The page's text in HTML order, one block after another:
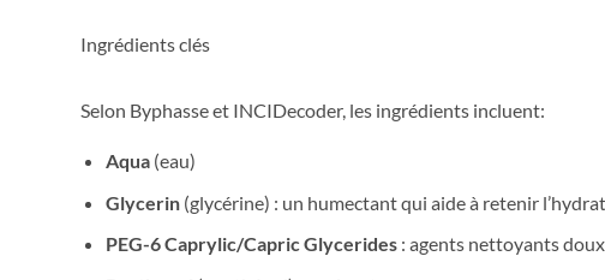
Ingrédients clés
Selon Byphasse et INCIDecoder, les ingrédients incluent:
Aqua(eau)
Glycerin(glycérine) : un humectant qui aide à retenir
PEG-6 Caprylic/Capric Glycerides: agents nettoyants